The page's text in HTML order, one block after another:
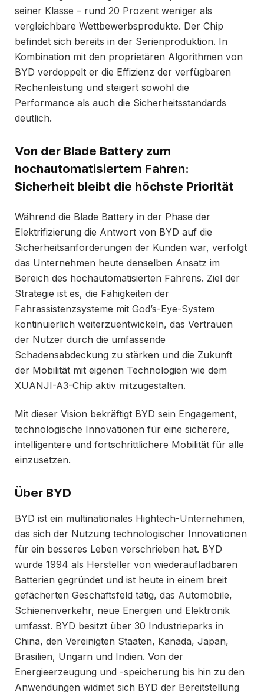
seiner Klasse – rund 20 Prozent weniger als
vergleichbare Wettbewerbsprodukte. Der Chip
befindet sich bereits in der Serienproduktion. In
Kombination mit den proprietären Algorithmen von
BYD verdoppelt er die Effizienz der verfügbaren
Rechenleistung und steigert sowohl die
Performance als auch die Sicherheitsstandards
deutlich.
Von der Blade Battery zum
hochautomatisiertem Fahren:
Sicherheit bleibt die höchste Priorität
Während die Blade Battery in der Phase der
Elektrifizierung die Antwort von BYD auf die
Sicherheitsanforderungen der Kunden war, verfolgt
das Unternehmen heute denselben Ansatz im
Bereich des hochautomatisierten Fahrens. Ziel der
Strategie ist es, die Fähigkeiten der
Fahrassistenzsysteme mit God’s-Eye-System
kontinuierlich weiterzuentwickeln, das Vertrauen
der Nutzer durch die umfassende
Schadensabdeckung zu stärken und die Zukunft
der Mobilität mit eigenen Technologien wie dem
XUANJI-A3-Chip aktiv mitzugestalten.
Mit dieser Vision bekräftigt BYD sein Engagement,
technologische Innovationen für eine sicherere,
intelligentere und fortschrittlichere Mobilität für alle
einzusetzen.
Über BYD
BYD ist ein multinationales Hightech-Unternehmen,
das sich der Nutzung technologischer Innovationen
für ein besseres Leben verschrieben hat. BYD
wurde 1994 als Hersteller von wiederaufladbaren
Batterien gegründet und ist heute in einem breit
gefächerten Geschäftsfeld tätig, das Automobile,
Schienenverkehr, neue Energien und Elektronik
umfasst. BYD besitzt über 30 Industrieparks in
China, den Vereinigten Staaten, Kanada, Japan,
Brasilien, Ungarn und Indien. Von der
Energieerzeugung und -speicherung bis hin zu den
Anwendungen widmet sich BYD der Bereitstellung